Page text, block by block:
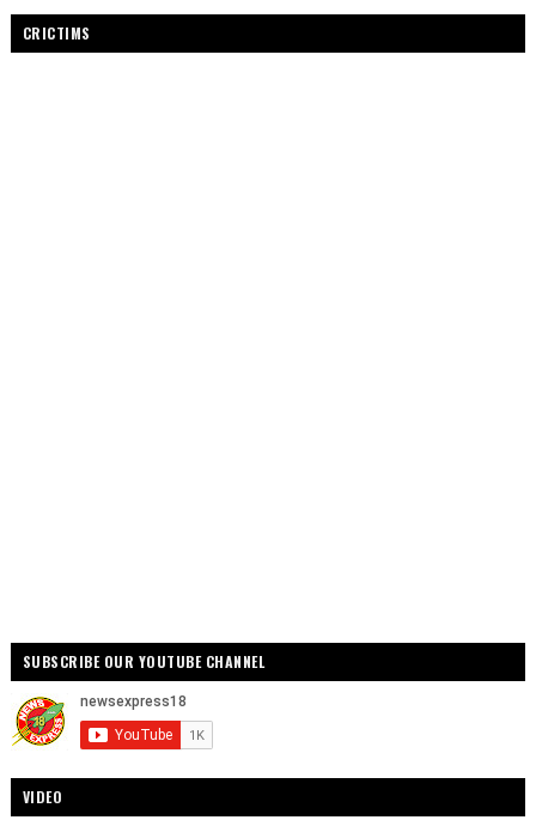
CRICTIMS
SUBSCRIBE OUR YOUTUBE CHANNEL
VIDEO